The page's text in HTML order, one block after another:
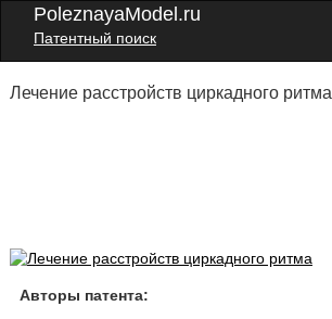
PoleznayaModel.ru
Патентный поиск
Лечение расстройств циркадного ритма
Авторы патента: